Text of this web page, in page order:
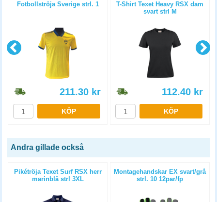
Fotbollströja Sverige strl. 1
211.30 kr
KÖP
T-Shirt Texet Heavy RSX dam
svart strl M
112.40 kr
KÖP
Andra gillade också
Pikétröja Texet Surf RSX herr
marinblå strl 3XL
Montagehandskar EX svart/grå
strl. 10 12par/fp